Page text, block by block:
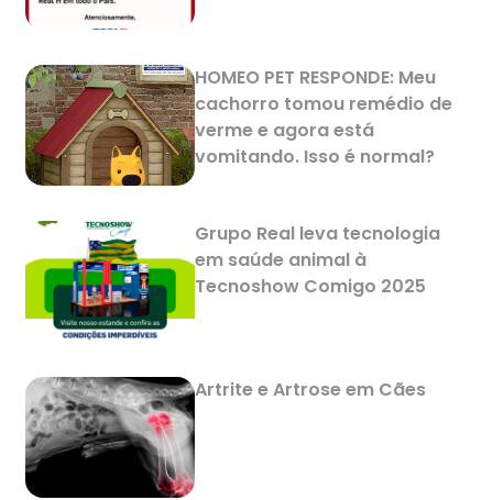
HOMEO PET RESPONDE: Meu
cachorro tomou remédio de
verme e agora está
vomitando. Isso é normal?
Grupo Real leva tecnologia
em saúde animal à
Tecnoshow Comigo 2025
Artrite e Artrose em Cães